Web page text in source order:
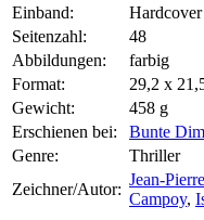
Einband:
Hardcover
Seitenzahl:
48
Abbildungen:
farbig
Format:
29,2 x
Gewicht:
458 g
Erschienen bei:
Bunte
Genre:
Thriller
Zeichner/Autor:
Jean-
Campoy,